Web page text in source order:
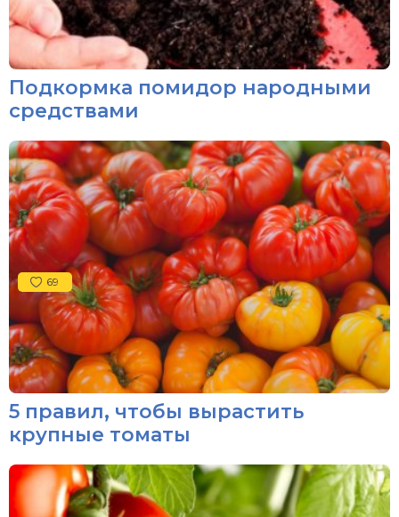
Подкормка помидор народными
средствами
69
5 правил, чтобы вырастить
крупные томаты